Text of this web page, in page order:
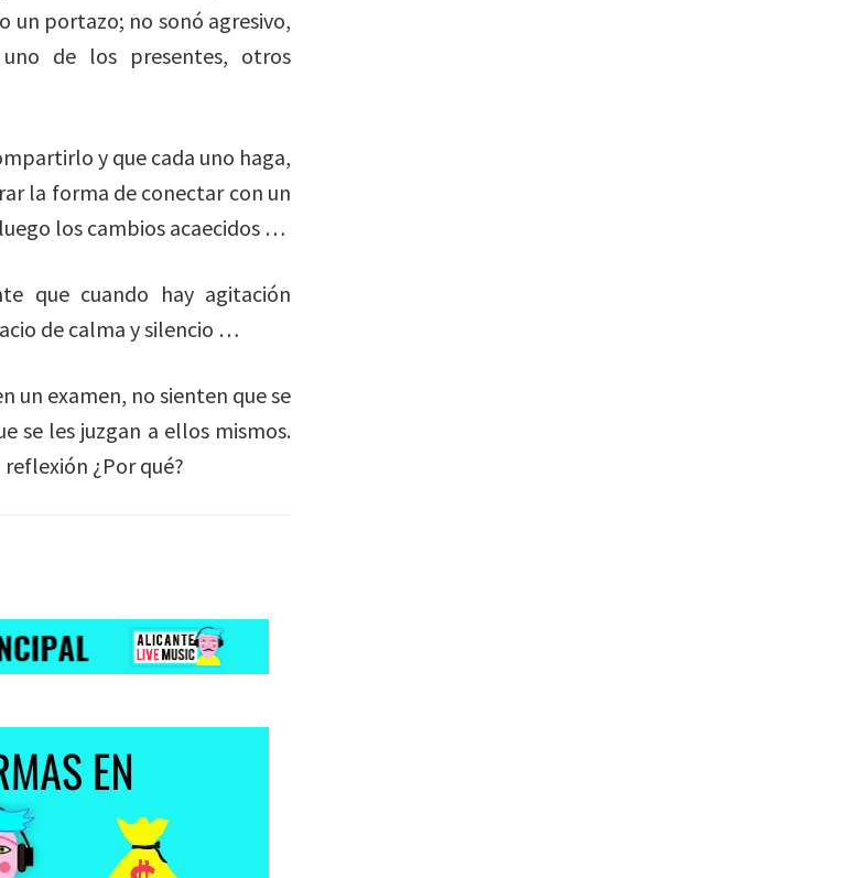
un portazo; no sonó agresivo,
de los presentes, otros
y que cada uno haga,
la forma de conectar con un
los cambios acaecidos …
que cuando hay agitación
de calma y silencio …
un examen, no sienten que se
se les juzgan a ellos mismos.
¿Por qué?